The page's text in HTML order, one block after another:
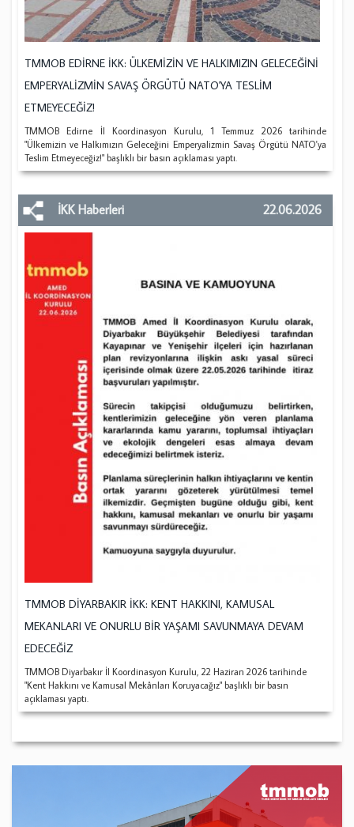
TMMOB EDİRNE İKK: ÜLKEMİZİN VE HALKIMIZIN GELECEĞİNİ
EMPERYALİZMİN SAVAŞ ÖRGÜTÜ NATO'YA TESLİM
ETMEYECEĞİZ!
​TMMOB Edirne İl Koordinasyon Kurulu, 1 Temmuz 2026 tarihinde
"Ülkemizin ve Halkımızın Geleceğini Emperyalizmin Savaş Örgütü NATO'ya
Teslim Etmeyeceğiz!" başlıklı bir basın açıklaması yaptı.
İKK Haberleri 22.06.2026
TMMOB DİYARBAKIR İKK: KENT HAKKINI, KAMUSAL
MEKANLARI VE ONURLU BİR YAŞAMI SAVUNMAYA DEVAM
EDECEĞİZ
TMMOB Diyarbakır İl Koordinasyon Kurulu, 22 Haziran 2026 tarihinde
"Kent Hakkını ve Kamusal Mekânları Koruyacağız" başlıklı bir basın
açıklaması yaptı.